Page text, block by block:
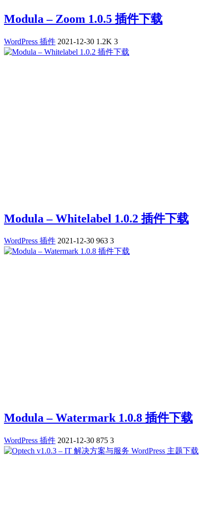
Modula – Zoom 1.0.5 插件下载
WordPress 插件 2021-12-30 1.2K 3
Modula – Whitelabel 1.0.2 插件下载
WordPress 插件 2021-12-30 963 3
Modula – Watermark 1.0.8 插件下载
WordPress 插件 2021-12-30 875 3